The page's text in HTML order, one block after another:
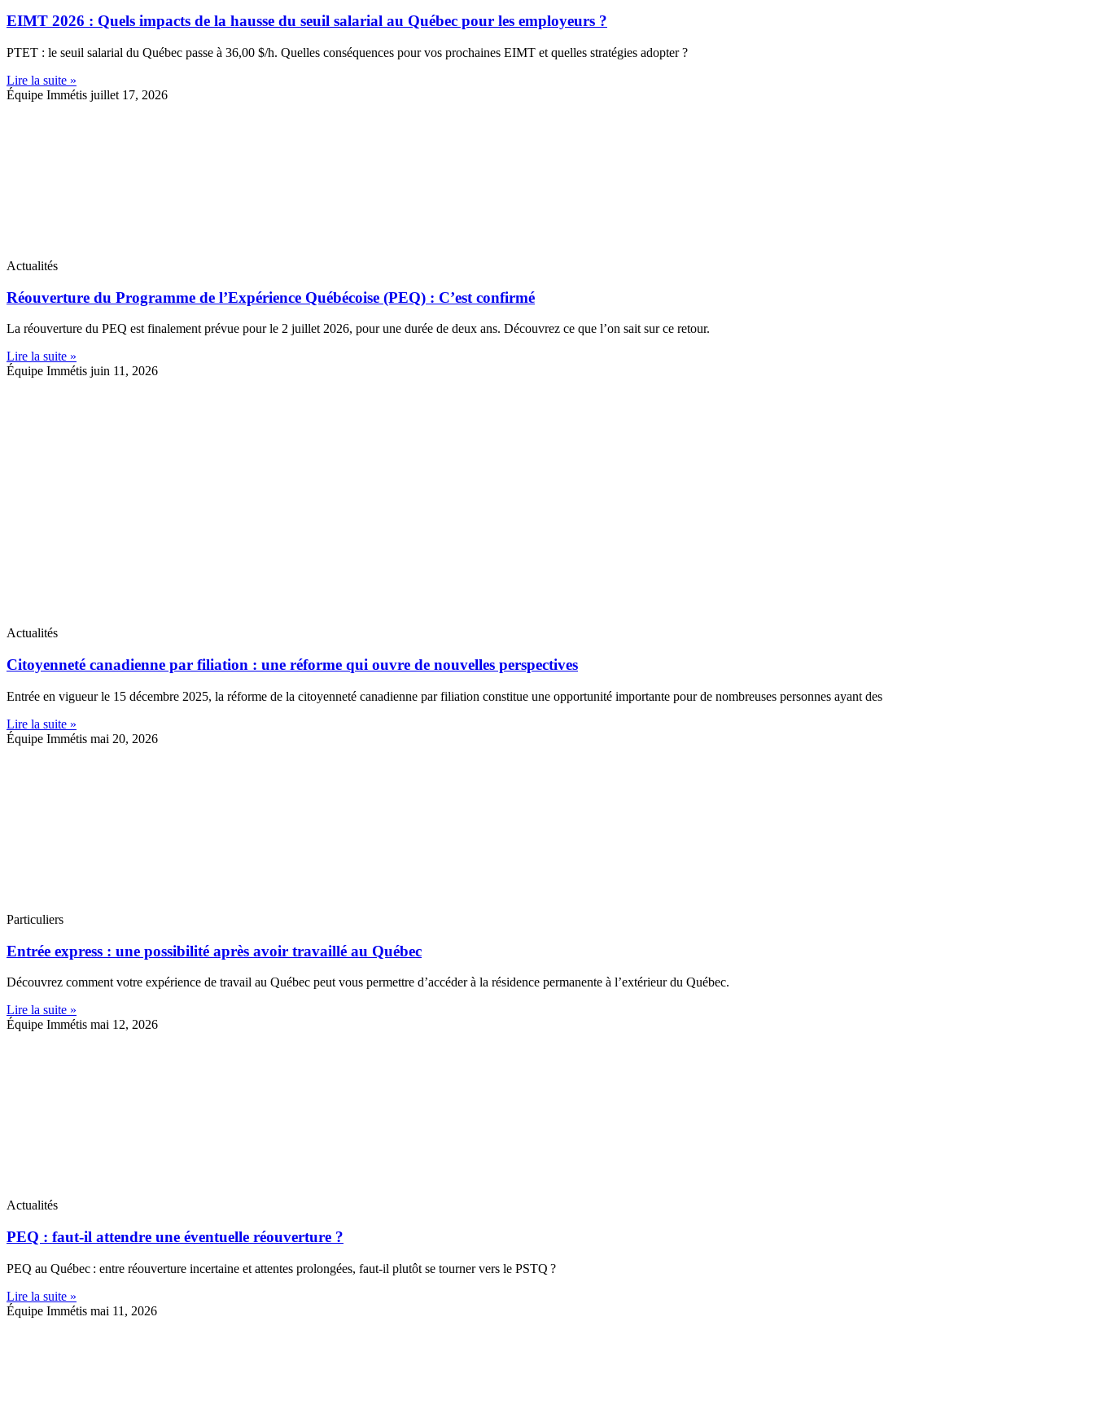
EIMT 2026 : Quels impacts de la hausse du seuil salarial au Québec pour les employeurs ?
PTET : le seuil salarial du Québec passe à 36,00 $/h. Quelles conséquences pour vos prochaines EIMT et quelles stratégies adopter ?
Lire la suite »
Équipe Immétis juillet 17, 2026
Actualités
Réouverture du Programme de l’Expérience Québécoise (PEQ) : C’est confirmé
La réouverture du PEQ est finalement prévue pour le 2 juillet 2026, pour une durée de deux ans. Découvrez ce que l’on sait sur ce retour.
Lire la suite »
Équipe Immétis juin 11, 2026
Actualités
Citoyenneté canadienne par filiation : une réforme qui ouvre de nouvelles perspectives
Entrée en vigueur le 15 décembre 2025, la réforme de la citoyenneté canadienne par filiation constitue une opportunité importante pour de nombreuses personnes ayant des
Lire la suite »
Équipe Immétis mai 20, 2026
Particuliers
Entrée express : une possibilité après avoir travaillé au Québec
Découvrez comment votre expérience de travail au Québec peut vous permettre d’accéder à la résidence permanente à l’extérieur du Québec.
Lire la suite »
Équipe Immétis mai 12, 2026
Actualités
PEQ : faut‑il attendre une éventuelle réouverture ?
PEQ au Québec : entre réouverture incertaine et attentes prolongées, faut‑il plutôt se tourner vers le PSTQ ?
Lire la suite »
Équipe Immétis mai 11, 2026